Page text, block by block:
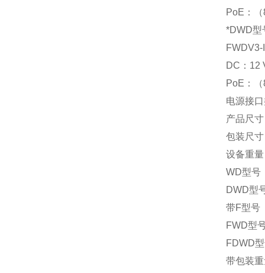
PoE：
*DWD型
FWDV3-
DC：12
PoE：
电源接
产品尺
包装尺
设备重
WD型号
DWD型
带F型号
FWD型
FDWD
带包装